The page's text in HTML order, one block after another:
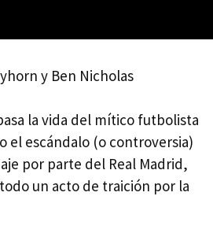
y Ben Nicholas
la vida del mítico futbolista
el escándalo (o controversia)
por parte del Real Madrid,
un acto de traición por la